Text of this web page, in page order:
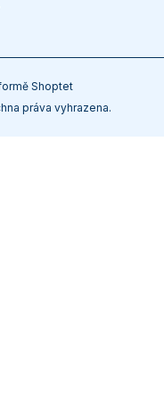
Shoptet
práva vyhrazena.